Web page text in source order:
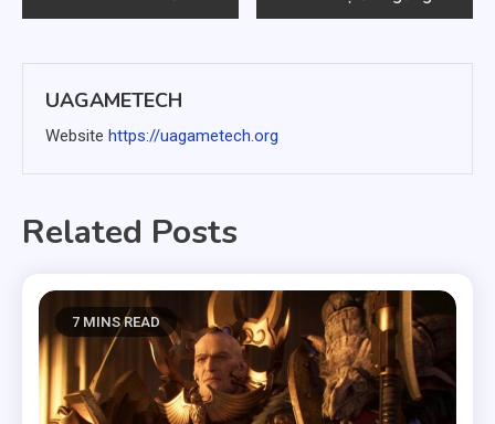
bài
viết
UAGAMETECH
Website https://uagametech.org
Related Posts
7 MINS READ